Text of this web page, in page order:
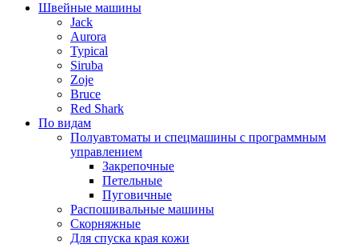
Швейные машины
Jack
Aurora
Typical
Siruba
Zoje
Bruce
Red Shark
По видам
Полуавтоматы и спецмашины с программным
управлением
Закрепочные
Петельные
Пуговичные
Распошивальные машины
Скорняжные
Для спуска края кожи